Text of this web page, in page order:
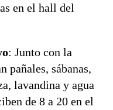
en el hall del
: Junto con la
pañales, sábanas,
lavandina y agua
de 8 a 20 en el